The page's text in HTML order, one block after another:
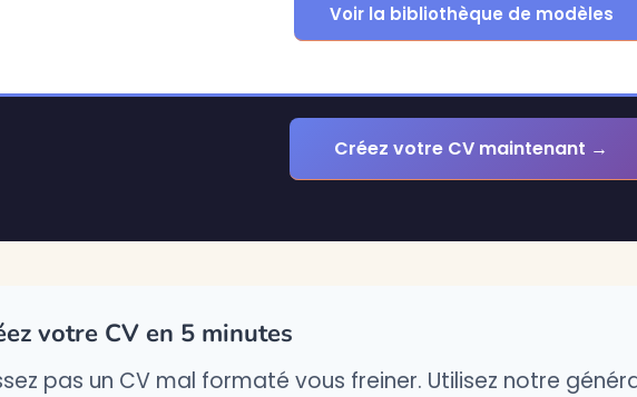
Voir la bibliothèque de modèles
Créez votre CV maintenant →
votre CV en 5 minutes
pas un CV mal formaté vous freiner. Utilisez notre